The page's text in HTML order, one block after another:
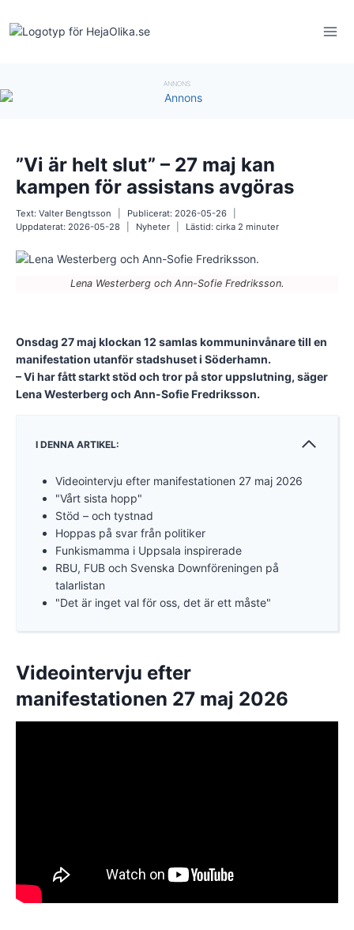
content
ANNONS
”Vi är helt slut” – 27 maj kan
kampen för assistans avgöras
Text: Valter Bengtsson Publicerat: 2026-05-26
Uppdaterat: 2026-05-28 Nyheter Lästid: cirka2minuter
Lena Westerberg och Ann-Sofie Fredriksson.
Onsdag 27 maj klockan 12 samlas kommuninvånare till en
manifestation utanför stadshuset i Söderhamn.
– Vi har fått starkt stöd och tror på stor uppslutning, säger
Lena Westerberg och Ann-Sofie Fredriksson.
I DENNA ARTIKEL:
Videointervju efter manifestationen 27 maj 2026
"Vårt sista hopp"
Stöd – och tystnad
Hoppas på svar från politiker
Funkismamma i Uppsala inspirerade
RBU, FUB och Svenska Downföreningen på
talarlistan
"Det är inget val för oss, det är ett måste"
Videointervju efter
manifestationen 27 maj 2026